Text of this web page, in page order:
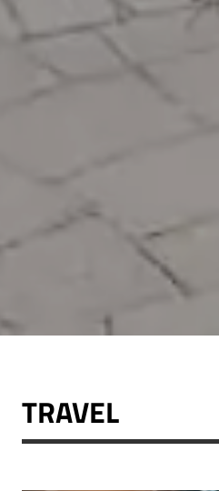
TRAVEL